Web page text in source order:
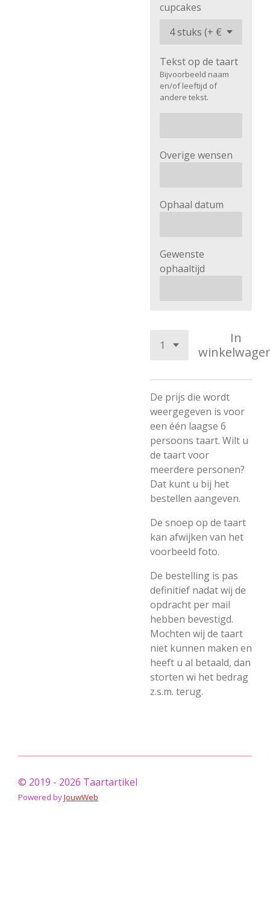
cupcakes
Tekst op de taart
Bijvoorbeeld naam
en/of leeftijd of
andere tekst.
Overige wensen
Ophaal datum
Gewenste
ophaaltijd
In
De prijs die wordt
weergegeven is voor
een één laagse 6
persoons taart. Wilt u
de taart voor
meerdere personen?
Dat kunt u bij het
bestellen aangeven.
De snoep op de taart
kan afwijken van het
voorbeeld foto.
De bestelling is pas
definitief nadat wij de
opdracht per mail
hebben bevestigd.
Mochten wij de taart
niet kunnen maken en
heeft u al betaald, dan
storten wi het bedrag
z.s.m. terug.
© 2019 - 2026 Taartartikel
Powered byJouwWeb